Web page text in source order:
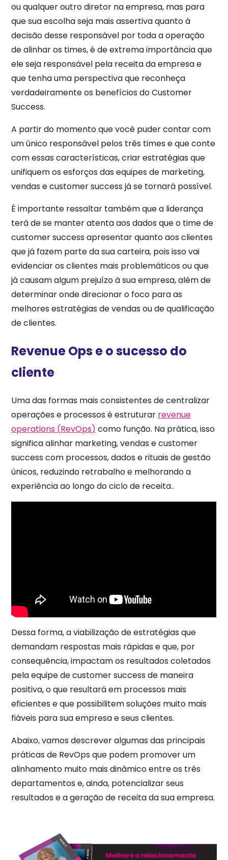
ou qualquer outro diretor na empresa, mas para
que sua escolha seja mais assertiva quanto à
decisão desse responsável por toda a operação
de alinhar os times, é de extrema importância que
ele seja responsável pela receita da empresa e
que tenha uma perspectiva que reconheça
verdadeiramente os benefícios do Customer
Success.
A partir do momento que você puder contar com
um único responsável pelos três times e que conte
com essas características, criar estratégias que
unifiquem os esforços das equipes de marketing,
vendas e customer success já se tornará possível.
É importante ressaltar também que a liderança
terá de se manter atenta aos dados que o time de
customer success apresentar quanto aos clientes
que já fazem parte da sua carteira, pois isso vai
evidenciar os clientes mais problemáticos ou que
já causam algum prejuízo à sua empresa, além de
determinar onde direcionar o foco para as
melhores estratégias de vendas ou de qualificação
de clientes.
Revenue Ops e o sucesso do
cliente
Uma das formas mais consistentes de centralizar
operações e processos é estruturar revenue
operations (RevOps) como função. Na prática, isso
significa alinhar marketing, vendas e customer
success com processos, dados e rituais de gestão
únicos, reduzindo retrabalho e melhorando a
experiência ao longo do ciclo de receita..
Dessa forma, a viabilização de estratégias que
demandam respostas mais rápidas e que, por
consequência, impactam os resultados coletados
pela equipe de customer success de maneira
positiva, o que resultará em processos mais
eficientes e que possibilitem soluções muito mais
fiáveis para sua empresa e seus clientes.
Abaixo, vamos descrever algumas das principais
práticas de RevOps que podem promover um
alinhamento muito mais dinâmico entre os três
departamentos e, ainda, potencializar seus
resultados e a geração de receita da sua empresa.